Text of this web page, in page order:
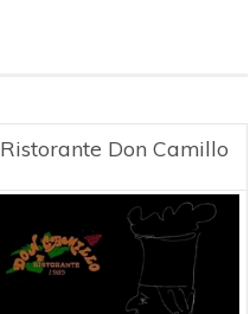
Ristorante Don Camillo